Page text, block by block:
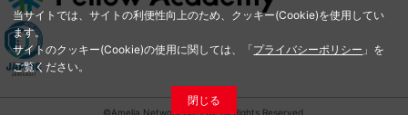
当サイトでは、サイトの利便性向上のため、クッキー(Cookie)を使用してい
ます。
サイトのクッキー(Cookie)の使用に関しては、「プライバシーポリシー 」を
ご覧ください。
閉じる
©Amelia Network Co.,Ltd. All Rights Reserved.